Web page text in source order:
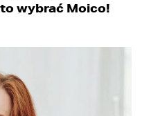
wybrać Moico!